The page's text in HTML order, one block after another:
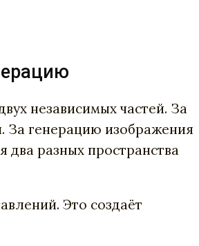
независимых частей. За
За генерацию изображения
разных пространства
Это создаёт